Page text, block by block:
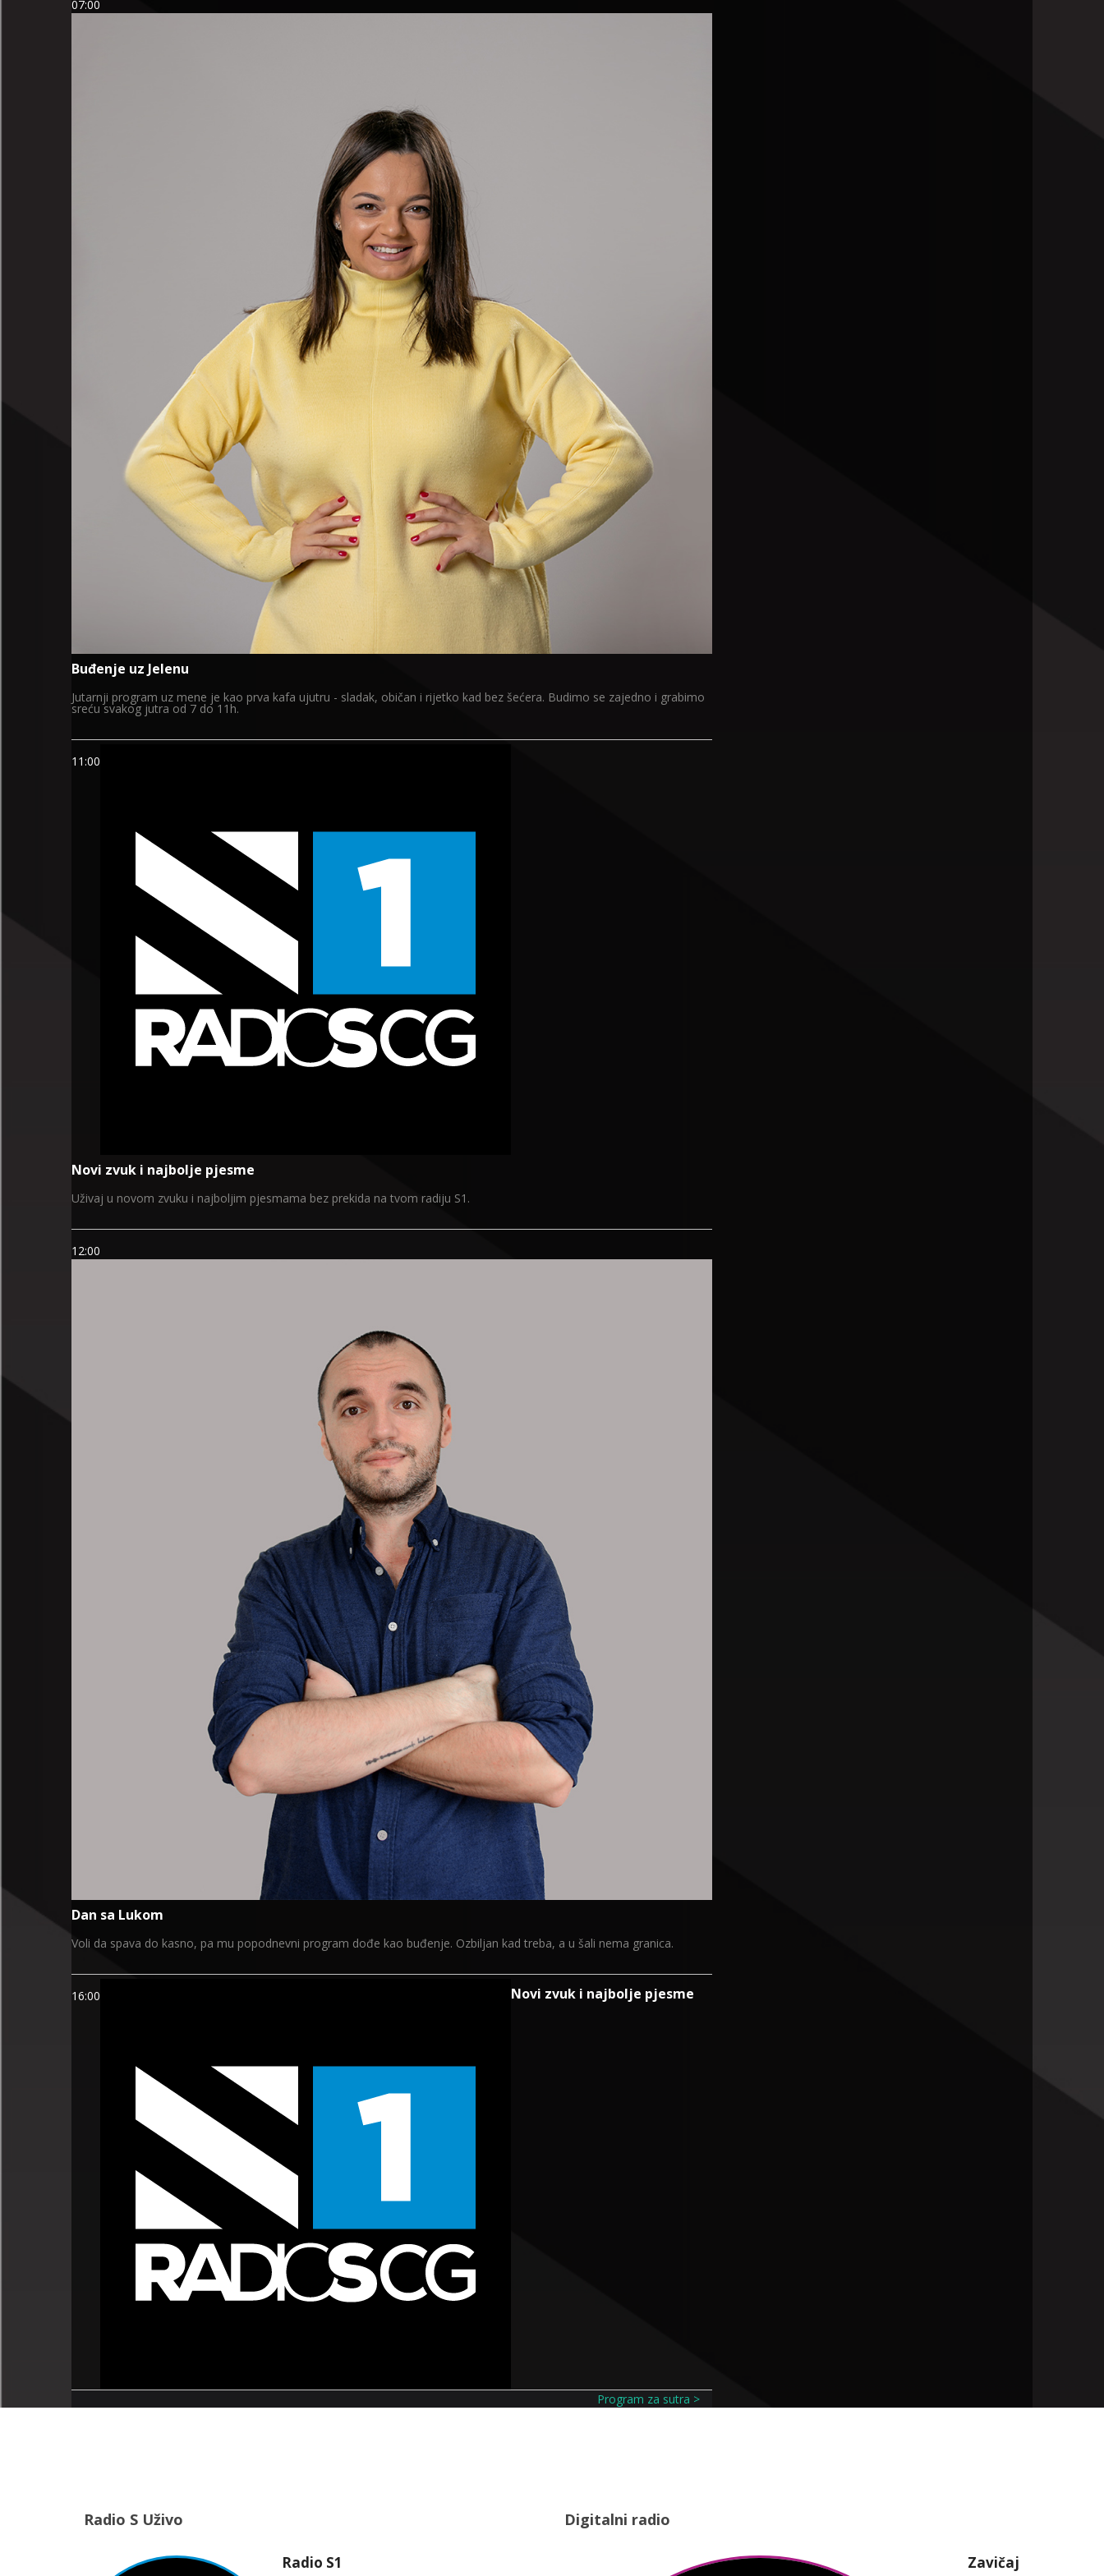
07:00
Buđenje uz Jelenu
Jutarnji program uz mene je kao prva kafa ujutru - sladak, običan i rijetko kad bez šećera. Budimo se zajedno i grabimo
sreću svakog jutra od 7 do 11h.
11:00
Novi zvuk i najbolje pjesme
Uživaj u novom zvuku i najboljim pjesmama bez prekida na tvom radiju S1.
12:00
Dan sa Lukom
Voli da spava do kasno, pa mu popodnevni program dođe kao buđenje. Ozbiljan kad treba, a u šali nema granica.
16:00 Novi zvuk i najbolje pjesme
Program za sutra >
Radio S Uživo
Radio S1
Digitalni radio
Zavičaj